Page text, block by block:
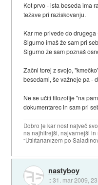
Kot prvo - ista beseda ima
težave pri raziskovanju.
Kar me privede do
Sigurno imaš že sam pri
Sigurno že sam poznaš
Začni torej z svojo,
besedami, še važneje pa -
Ne se učiti filozofije "na
dokumentarec in sam pri
Dobro je kar nosi največ
na najhitrejši, najvarnejši
"Utilitarianizem po
nastyboy
::31. mar 2009,